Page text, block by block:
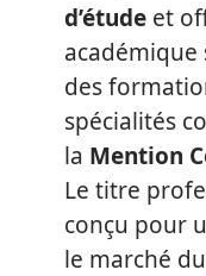
d’étude et
des
spécialités
la Mention
Le titre
conçu pour
le marché